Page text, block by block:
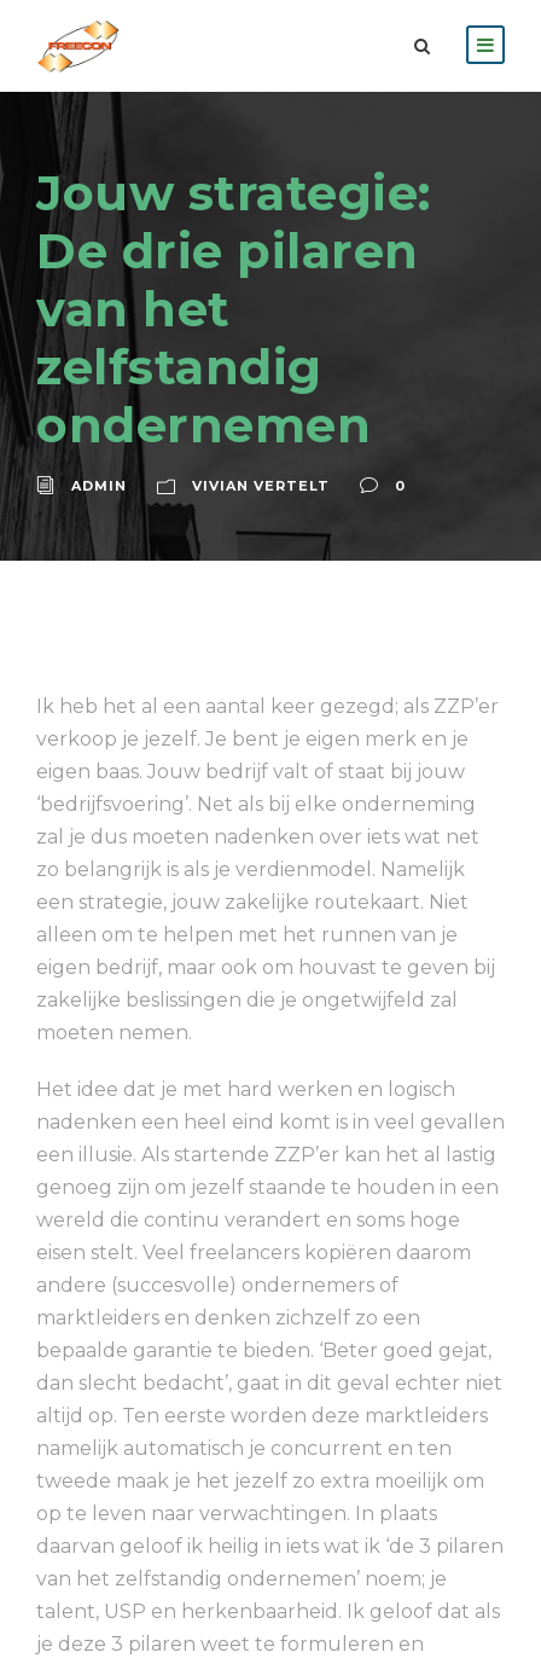
Jouw strategie:
De drie pilaren
van het
zelfstandig
ondernemen
ADMIN VIVIAN VERTELT 0
Ik heb het al een aantal keer gezegd; als ZZP’er
verkoop je jezelf. Je bent je eigen merk en je
eigen baas. Jouw bedrijf valt of staat bij jouw
‘bedrijfsvoering’. Net als bij elke onderneming
zal je dus moeten nadenken over iets wat net
zo belangrijk is als je verdienmodel. Namelijk
een strategie, jouw zakelijke routekaart. Niet
alleen om te helpen met het runnen van je
eigen bedrijf, maar ook om houvast te geven bij
zakelijke beslissingen die je ongetwijfeld zal
moeten nemen.
Het idee dat je met hard werken en logisch
nadenken een heel eind komt is in veel gevallen
een illusie. Als startende ZZP’er kan het al lastig
genoeg zijn om jezelf staande te houden in een
wereld die continu verandert en soms hoge
eisen stelt. Veel freelancers kopiëren daarom
andere (succesvolle) ondernemers of
marktleiders en denken zichzelf zo een
bepaalde garantie te bieden. ‘Beter goed gejat,
dan slecht bedacht’, gaat in dit geval echter niet
altijd op. Ten eerste worden deze marktleiders
namelijk automatisch je concurrent en ten
tweede maak je het jezelf zo extra moeilijk om
op te leven naar verwachtingen. In plaats
daarvan geloof ik heilig in iets wat ik ‘de 3 pilaren
van het zelfstandig ondernemen’ noem; je
talent, USP en herkenbaarheid. Ik geloof dat als
je deze 3 pilaren weet te formuleren en